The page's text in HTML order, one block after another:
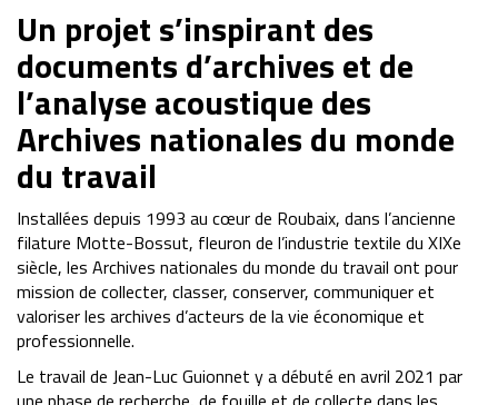
Un projet s’inspirant des
documents d’archives et de
l’analyse acoustique des
Archives nationales du monde
du travail
Installées depuis 1993 au cœur de Roubaix, dans l’ancienne
filature Motte-Bossut, fleuron de l’industrie textile du XIXe
siècle, les Archives nationales du monde du travail ont pour
mission de collecter, classer, conserver, communiquer et
valoriser les archives d’acteurs de la vie économique et
professionnelle.
Le travail de Jean-Luc Guionnet y a débuté en avril 2021 par